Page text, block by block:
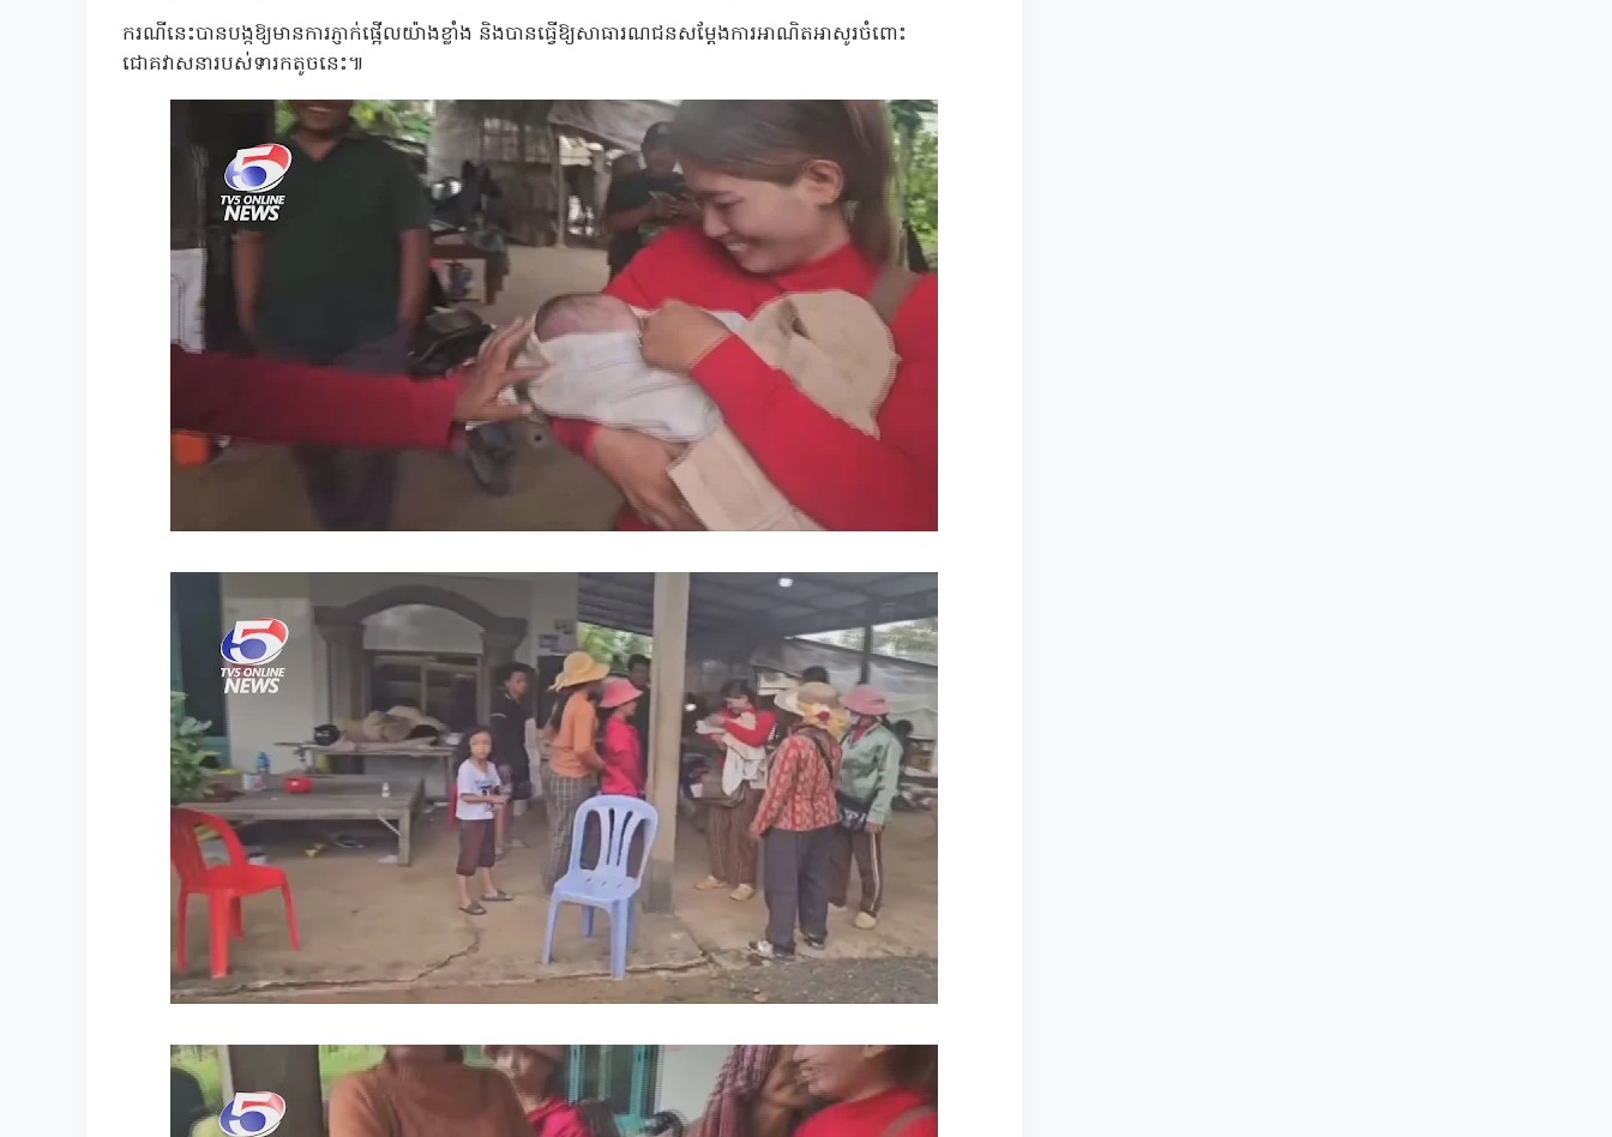
ករណីនេះបានបង្កឱ្យមានការភ្ញាក់ផ្អើលយ៉ាងខ្លាំង និងបានធ្វើឱ្យសាធារណជនសម្តែងការអាណិតអាសូរចំពោះ
ជោគវាសនារបស់ទារកតូចនេះ៕